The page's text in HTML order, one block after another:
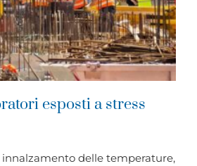
esposti a stress
innalzamento delle temperature,